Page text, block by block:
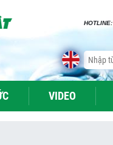
HOTLINE:
VIDEO